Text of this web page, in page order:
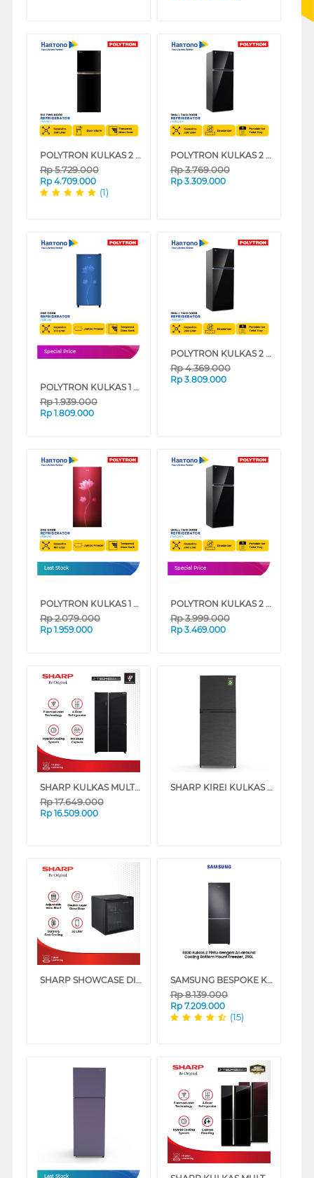
POLYTRON KULKAS 2 PINTU BESAR BIG 2 DOOR REFRIGERATOR BELLEZA PRM491X
Rp5.729.000
Rp 4.709.000
(1)
POLYTRON KULKAS 2 PINTU KECIL SMALL 2 DOOR REFRIGERATOR PRW23VX
Rp3.769.000
Rp 3.309.000
Special Price
POLYTRON KULKAS 1 PINTU 1 DOOR REFRIGERATOR METALLIC PRB179B
Rp1.939.000
Rp 1.809.000
POLYTRON KULKAS 2 PINTU KECIL SMALL 2 DOOR REFRIGERATOR PRW29VX
Rp4.369.000
Rp 3.809.000
Last Stock
POLYTRON KULKAS 1 PINTU 1 DOOR REFRIGERATOR METALLIC PRB189R
Rp2.079.000
Rp 1.959.000
Special Price
POLYTRON KULKAS 2 PINTU KECIL SMALL 2 DOOR REFRIGERATOR PRW25VX
Rp3.999.000
Rp 3.469.000
SHARP KULKAS MULTIDOOR REFRIGERATOR SJIF85PGGB
Rp17.649.000
Rp 16.509.000
SHARP KIREI KULKAS 2 PINTU KECIL SMALL 2 DOOR REFRIGERATOR SJ236MNHS
SHARP SHOWCASE DISPLAY COOLER SCH50XFS SAMSUNG BESPOKE KULKAS 2 PINTU BOTTOM FREEZER [315 L] - RB30N4050B1/SE - BLACK
Rp8.139.000
Rp 7.209.000
(15)
Last Stock